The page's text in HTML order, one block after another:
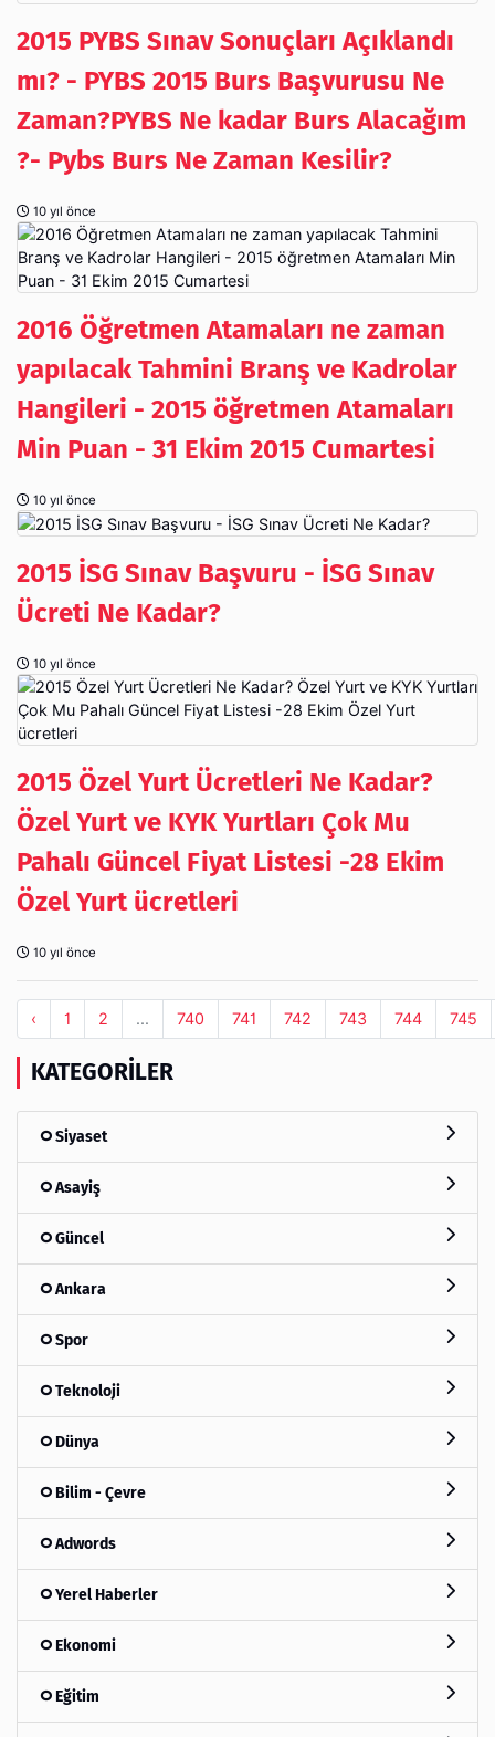
2015 PYBS Sınav Sonuçları Açıklandı
mı? - PYBS 2015 Burs Başvurusu Ne
Zaman?PYBS Ne kadar Burs Alacağım
?- Pybs Burs Ne Zaman Kesilir?
10 yıl önce
2016 Öğretmen Atamaları ne zaman
yapılacak Tahmini Branş ve Kadrolar
Hangileri - 2015 öğretmen Atamaları
Min Puan - 31 Ekim 2015 Cumartesi
10 yıl önce
2015 İSG Sınav Başvuru - İSG Sınav
Ücreti Ne Kadar?
10 yıl önce
2015 Özel Yurt Ücretleri Ne Kadar?
Özel Yurt ve KYK Yurtları Çok Mu
Pahalı Güncel Fiyat Listesi -28 Ekim
Özel Yurt ücretleri
10 yıl önce
‹ 1 2 ... 740 741 742 743 744 745
KATEGORILER
Siyaset
Asayiş
Güncel
Ankara
Spor
Teknoloji
Dünya
Bilim - Çevre
Adwords
Yerel Haberler
Ekonomi
Eğitim